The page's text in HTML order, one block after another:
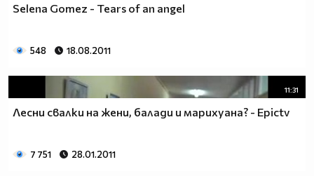
Selena Gomez - Tears of an angel
548 18.08.2011
11:31
Лесни свалки на жени, балади и марихуана? - Epictv
7 751 28.01.2011